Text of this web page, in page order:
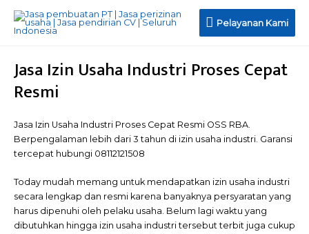
Pelayanan
Pelayanan Kami
Jasa Izin Usaha Industri Proses Cepat
Resmi
Jasa Izin Usaha Industri Proses Cepat Resmi OSS RBA.
Berpengalaman lebih dari 3 tahun di izin usaha industri. Garansi
tercepat hubungi 08112121508
Today mudah memang untuk mendapatkan izin usaha industri
secara lengkap dan resmi karena banyaknya persyaratan yang
harus dipenuhi oleh pelaku usaha. Belum lagi waktu yang
dibutuhkan hingga izin usaha industri tersebut terbit juga cukup